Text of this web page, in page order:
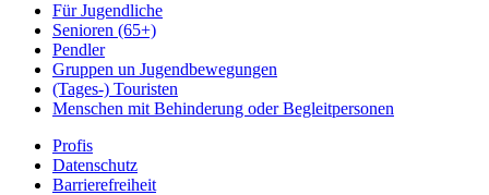
Für Jugendliche
Senioren (65+)
Pendler
Gruppen un Jugendbewegungen
(Tages-) Touristen
Menschen mit Behinderung oder Begleitpersonen
Profis
Datenschutz
Barrierefreiheit